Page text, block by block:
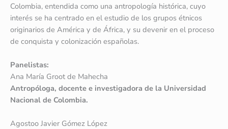
Colombia, entendida como una antropología histórica, cuyo
interés se ha centrado en el estudio de los grupos étnicos
originarios de América y de África, y su devenir en el proceso
de conquista y colonización españolas.
Panelistas:
Ana María Groot de Mahecha
Antropóloga, docente e investigadora de la Universidad
Nacional de Colombia.
Agostoo Javier Gómez López